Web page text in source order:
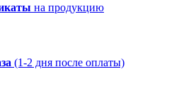
на продукцию
(1-2 дня после оплаты)